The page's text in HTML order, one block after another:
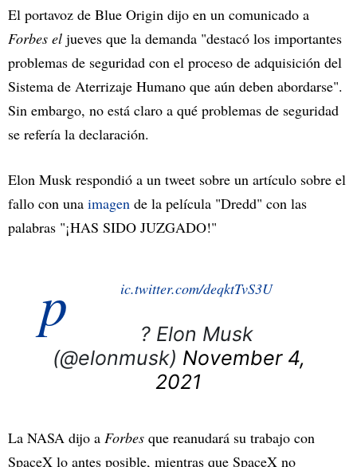
El portavoz de Blue Origin dijo en un comunicado a
Forbes el jueves que la demanda "destacó los importantes
problemas de seguridad con el proceso de adquisición del
Sistema de Aterrizaje Humano que aún deben abordarse".
Sin embargo, no está claro a qué problemas de seguridad
se refería la declaración.
Elon Musk respondió a un tweet sobre un artículo sobre el
fallo con una imagen de la película "Dredd" con las
palabras "¡HAS SIDO JUZGADO!"
p ic.twitter.com/deqktTvS3U
? Elon Musk
(@elonmusk) November 4,
2021
La NASA dijo a Forbes que reanudará su trabajo con
SpaceX lo antes posible, mientras que SpaceX no